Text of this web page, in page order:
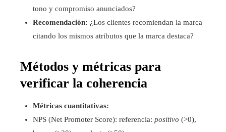
tono y compromiso anunciados?
Recomendación: ¿Los clientes recomiendan la marca
citando los mismos atributos que la marca destaca?
Métodos y métricas para
verificar la coherencia
Métricas cuantitativas:
NPS (Net Promoter Score): referencia: positivo (>0),